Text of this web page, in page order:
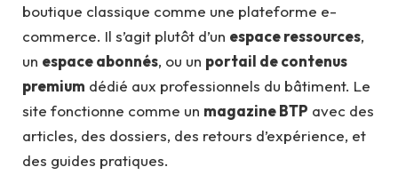
boutique classique comme une plateforme e-
commerce. Il s’agit plutôt d’un espace ressources,
un espace abonnés, ou un portail de contenus
premium dédié aux professionnels du bâtiment. Le
site fonctionne comme un magazine BTP avec des
articles, des dossiers, des retours d’expérience, et
des guides pratiques.